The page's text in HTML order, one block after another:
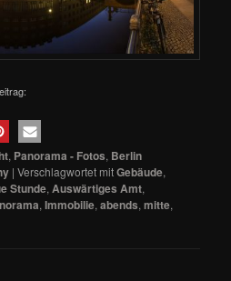
, Panorama - Fotos, Berlin
|Verschlagwortet mitGebäude,
Stunde, Auswärtiges Amt,
,Immobilie,abends,mitte,